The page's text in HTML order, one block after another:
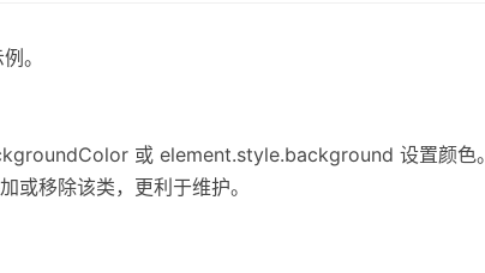
。
或 element.style.background 设置颜色。
或移除该类，更利于维护。